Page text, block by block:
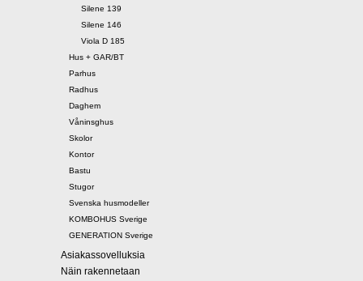
Silene 139
Silene 146
Viola D 185
Hus + GAR/BT
Parhus
Radhus
Daghem
Våninsghus
Skolor
Kontor
Bastu
Stugor
Svenska husmodeller
KOMBOHUS Sverige
GENERATION Sverige
Asiakassovelluksia
Näin rakennetaan